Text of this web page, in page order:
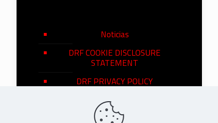
Noticias
DRF COOKIE DISCLOSURE
STATEMENT
DRF PRIVACY POLICY